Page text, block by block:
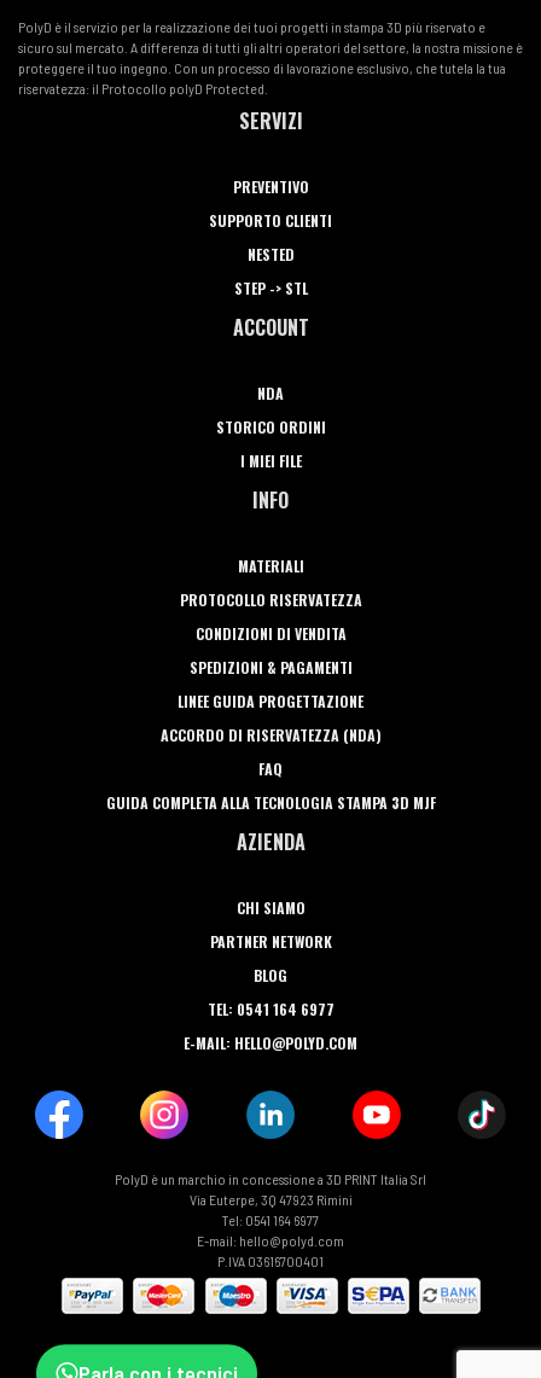
PolyD è il servizio per la realizzazione dei tuoi progetti in stampa 3D più riservato e
sicuro sul mercato. A differenza di tutti gli altri operatori del settore, la nostra missione è
proteggere il tuo ingegno. Con un processo di lavorazione esclusivo, che tutela la tua
riservatezza: il Protocollo polyD Protected.
SERVIZI
PREVENTIVO
SUPPORTO CLIENTI
NESTED
STEP -> STL
ACCOUNT
NDA
STORICO ORDINI
I MIEI FILE
INFO
MATERIALI
PROTOCOLLO RISERVATEZZA
CONDIZIONI DI VENDITA
SPEDIZIONI & PAGAMENTI
LINEE GUIDA PROGETTAZIONE
ACCORDO DI RISERVATEZZA (NDA)
FAQ
GUIDA COMPLETA ALLA TECNOLOGIA STAMPA 3D MJF
AZIENDA
CHI SIAMO
PARTNER NETWORK
BLOG
TEL: 0541 164 6977
E-MAIL: HELLO@POLYD.COM
PolyD è un marchio in concessione a 3D PRINT Italia Srl
Via Euterpe, 3Q 47923 Rimini
Tel: 0541 164 6977
E-mail: hello@polyd.com
P.IVA 03616700401